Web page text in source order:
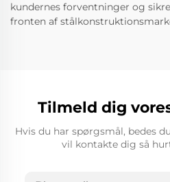
kundernes forventninger og
fronten af
Tilmeld dig
Hvis du har spørgsmål, bedes
vil kontakte dig så